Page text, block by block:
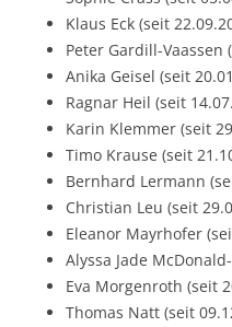
Klaus Eck (seit
Peter Gardill-Vaassen
Anika Geisel (seit
Ragnar Heil (seit
Karin Klemmer (seit
Timo Krause (seit
Bernhard Lermann
Christian Leu (seit
Eleanor Mayrhofer
Alyssa Jade
Eva Morgenroth (seit
Thomas Natt (seit